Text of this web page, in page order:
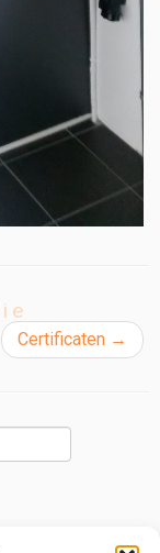
Certificaten →